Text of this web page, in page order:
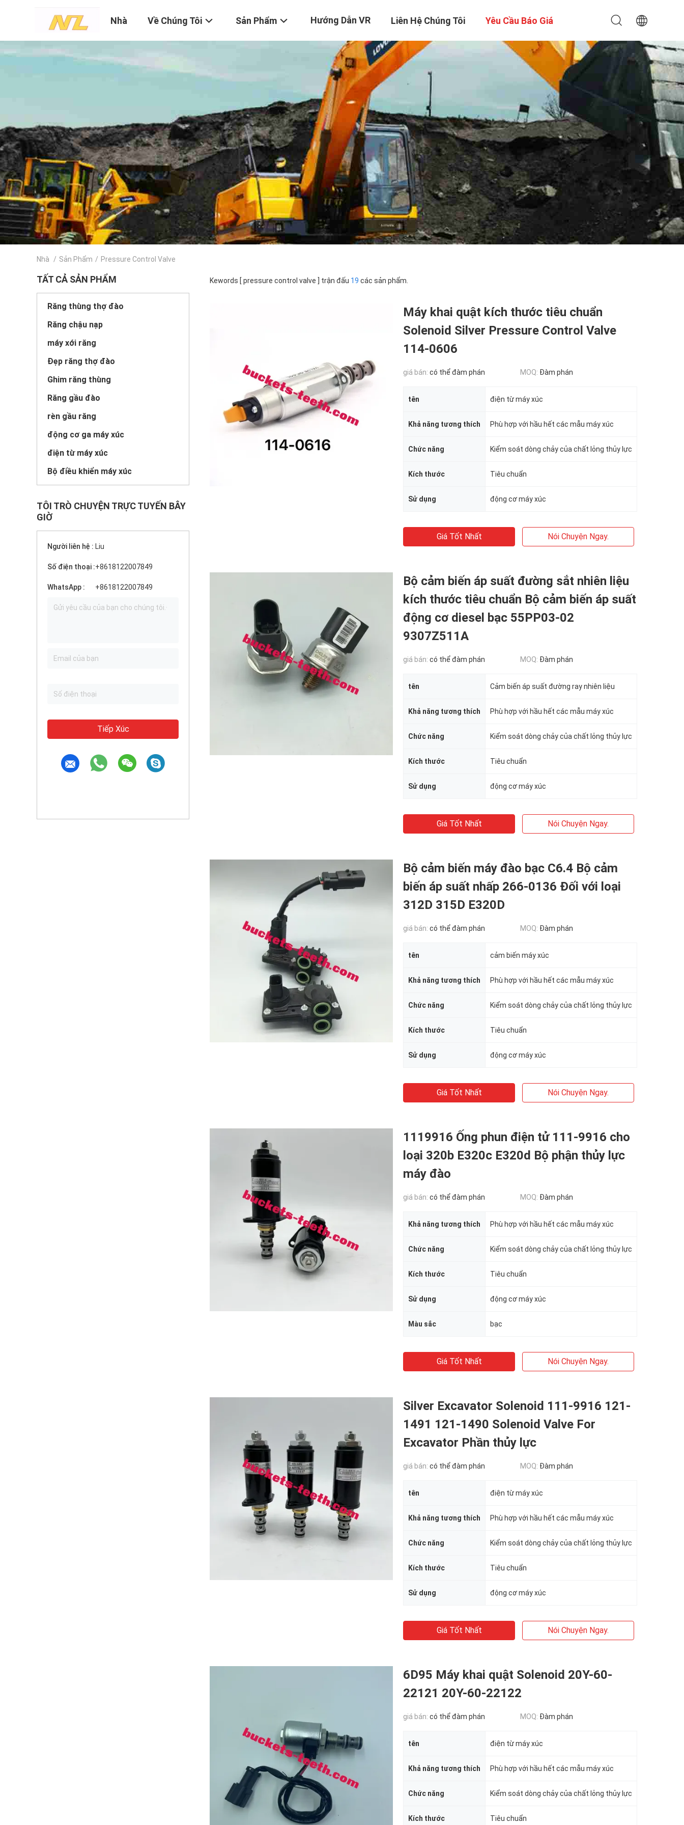
Nhà Về Chúng Tôi Sản Phẩm Hướng Dẫn VR Liên Hệ Chúng Tôi Yêu Cầu Báo Giá
Nhà / Sản Phẩm / Pressure Control Valve
TẤT CẢ SẢN PHẨM
Răng thùng thợ đào
Răng chậu nạp
máy xới răng
Đẹp răng thợ đào
Ghim răng thùng
Răng gầu đào
rèn gầu răng
động cơ ga máy xúc
điện từ máy xúc
Bộ điều khiển máy xúc
TÔI TRÒ CHUYỆN TRỰC TUYẾN BÂY
GIỜ
Người liên hệ : Liu
Số điện thoại :+8618122007849
WhatsApp : +8618122007849
Tiếp Xúc
Kewords [ pressure control valve ] trận đấu 19 các sản phẩm.
Máy khai quật kích thước tiêu chuẩn
Solenoid Silver Pressure Control Valve
114-0606
giá bán: có thể đàm phán MOQ: Đàm phán
tên điện từ máy xúc
Khả năng tương thích Phù hợp với hầu hết các mẫu máy xúc
Chức năng Kiểm soát dòng chảy của chất lỏng thủy lực
Kích thước Tiêu chuẩn
Sử dụng động cơ máy xúc
Giá Tốt Nhất Nói Chuyện Ngay.
Bộ cảm biến áp suất đường sắt nhiên liệu
kích thước tiêu chuẩn Bộ cảm biến áp suất
động cơ diesel bạc 55PP03-02
9307Z511A
giá bán: có thể đàm phán MOQ: Đàm phán
tên Cảm biến áp suất đường ray nhiên liệu
Khả năng tương thích Phù hợp với hầu hết các mẫu máy xúc
Chức năng Kiểm soát dòng chảy của chất lỏng thủy lực
Kích thước Tiêu chuẩn
Sử dụng động cơ máy xúc
Giá Tốt Nhất Nói Chuyện Ngay.
Bộ cảm biến máy đào bạc C6.4 Bộ cảm
biến áp suất nhấp 266-0136 Đối với loại
312D 315D E320D
giá bán: có thể đàm phán MOQ: Đàm phán
tên cảm biến máy xúc
Khả năng tương thích Phù hợp với hầu hết các mẫu máy xúc
Chức năng Kiểm soát dòng chảy của chất lỏng thủy lực
Kích thước Tiêu chuẩn
Sử dụng động cơ máy xúc
Giá Tốt Nhất Nói Chuyện Ngay.
1119916 Ống phun điện tử 111-9916 cho
loại 320b E320c E320d Bộ phận thủy lực
máy đào
giá bán: có thể đàm phán MOQ: Đàm phán
Khả năng tương thích Phù hợp với hầu hết các mẫu máy xúc
Chức năng Kiểm soát dòng chảy của chất lỏng thủy lực
Kích thước Tiêu chuẩn
Sử dụng động cơ máy xúc
Màu sắc bạc
Giá Tốt Nhất Nói Chuyện Ngay.
Silver Excavator Solenoid 111-9916 121-
1491 121-1490 Solenoid Valve For
Excavator Phần thủy lực
giá bán: có thể đàm phán MOQ: Đàm phán
tên điện từ máy xúc
Khả năng tương thích Phù hợp với hầu hết các mẫu máy xúc
Chức năng Kiểm soát dòng chảy của chất lỏng thủy lực
Kích thước Tiêu chuẩn
Sử dụng động cơ máy xúc
Giá Tốt Nhất Nói Chuyện Ngay.
6D95 Máy khai quật Solenoid 20Y-60-
22121 20Y-60-22122
giá bán: có thể đàm phán MOQ: Đàm phán
tên điện từ máy xúc
Khả năng tương thích Phù hợp với hầu hết các mẫu máy xúc
Chức năng Kiểm soát dòng chảy của chất lỏng thủy lực
Kích thước Tiêu chuẩn